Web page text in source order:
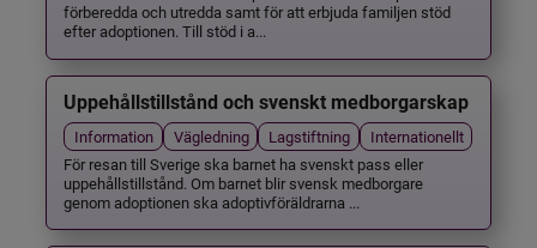
förberedda och utredda samt för att erbjuda familjen stöd
efter adoptionen. Till stöd i a...
Uppehållstillstånd och svenskt medborgarskap
Information Vägledning Lagstiftning
Internationellt
För resan till Sverige ska barnet ha svenskt pass eller
uppehållstillstånd. Om barnet blir svensk medborgare
genom adoptionen ska adoptivföräldrarna ...